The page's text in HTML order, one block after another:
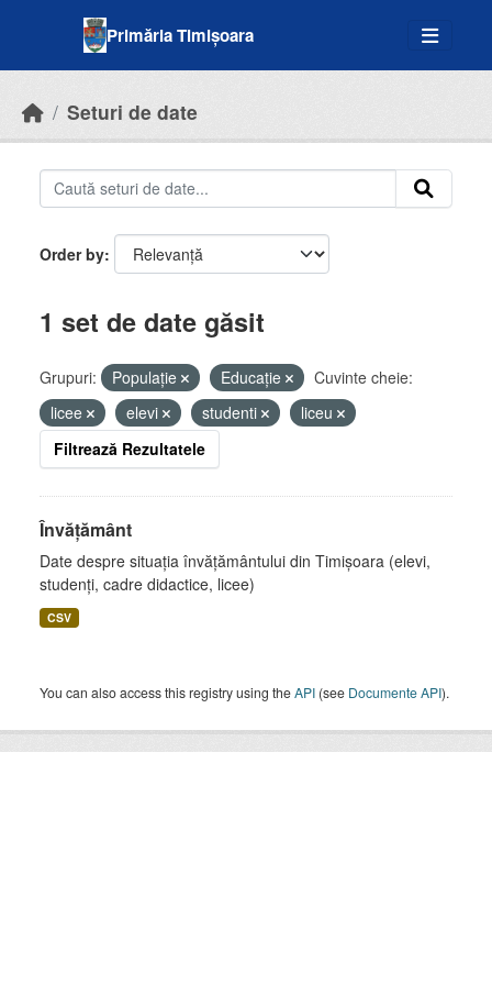
Primăria Timișoara
Seturi de date
Order by
1 set de date găsit
Grupuri: Populație Educație
Cuvinte cheie:
licee
elevi studenti
liceu
Filtrează Rezultatele
Învățământ
Date despre situația învățământului din Timișoara (elevi,
studenți, cadre didactice, licee)
CSV
You can also access this registry using theAPI (see Documente API).